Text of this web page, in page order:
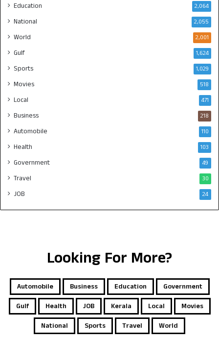
Education 2,064
National 2,055
World 2,001
Gulf 1,624
Sports 1,029
Movies 518
Local 471
Business 218
Automobile 110
Health 103
Government 49
Travel 30
JOB 24
Looking For More?
Automobile Business Education
Government
Gulf
Health JOB Kerala Local
Movies
National
Sports Travel World